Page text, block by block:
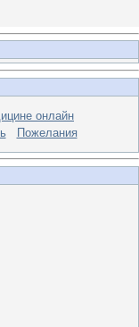
онлайн
Пожелания